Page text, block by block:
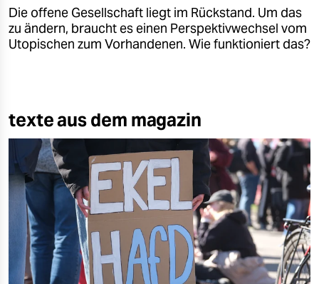
Die offene Gesellschaft liegt im Rückstand. Um das
zu ändern, braucht es einen Perspektivwechsel vom
Utopischen zum Vorhandenen. Wie funktioniert das?
texte aus dem magazin